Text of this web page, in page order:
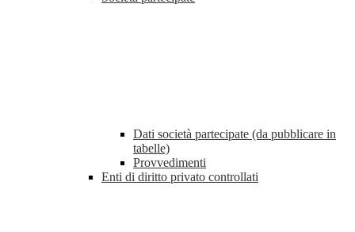
Dati società partecipate (da pubblicare in
tabelle)
Provvedimenti
Enti di diritto privato controllati